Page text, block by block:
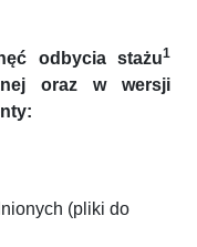
odbycia stażu1
oraz w wersji
(pliki do